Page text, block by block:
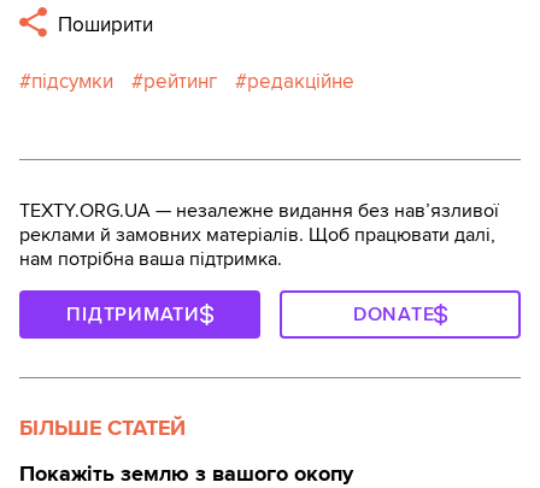
Поширити
підсумки рейтинг редакційне
TEXTY.ORG.UA — незалежне видання без навʼязливої
реклами й замовних матеріалів. Щоб працювати далі,
нам потрібна ваша підтримка.
ПІДТРИМАТИ DONATE
БІЛЬШЕ СТАТЕЙ
Покажіть землю з вашого окопу